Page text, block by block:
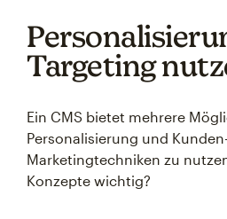
Targeting
Ein CMS bietet mehrere
Personalisierung und
Marketingtechniken zu
Konzepte wichtig?